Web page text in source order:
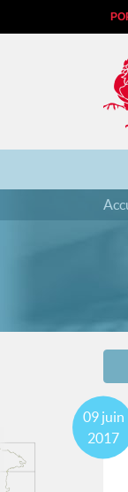
09 juin
2017